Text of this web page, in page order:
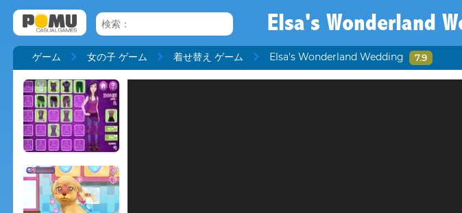
Elsa's Wonderland
ゲーム 女の子 ゲーム 着せ替え ゲーム Elsa's Wonderland Wedding 7.9